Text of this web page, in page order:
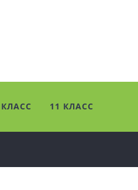
КЛАСС 11 КЛАСС